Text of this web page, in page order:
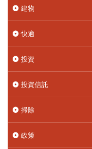
建物
快適
投資
投資信託
掃除
政策